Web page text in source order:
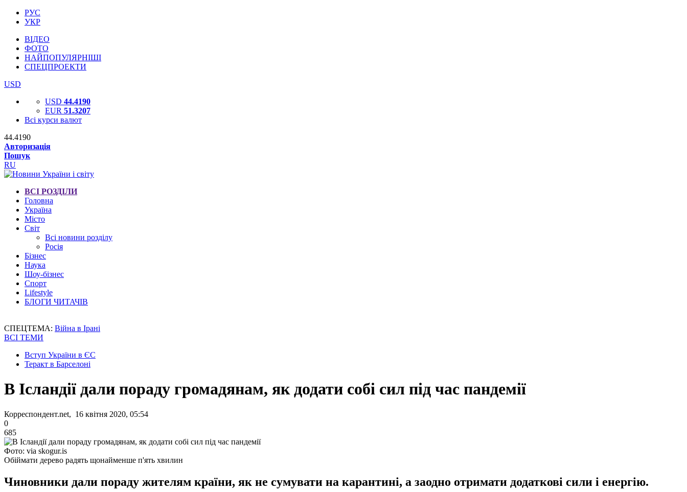
РУС
УКР
ВІДЕО
ФОТО
НАЙПОПУЛЯРНІШІ
СПЕЦПРОЕКТИ
USD
USD 44.4190
EUR 51.3207
Всі курси валют
44.4190
Авторизація
Пошук
RU
ВСІ РОЗДІЛИ
Головна
Україна
Місто
Світ
Всі новини розділу
Росія
Бізнес
Наука
Шоу-бізнес
Спорт
Lifestyle
БЛОГИ ЧИТАЧІВ
СПЕЦТЕМА: Війна в Ірані
ВСІ ТЕМИ
Вступ України в ЄС
Теракт в Барселоні
В Ісландії дали пораду громадянам, як додати собі сил під час пандемії
Корреспондент.net, 16 квітня 2020, 05:54
0
685
Фото: via skogur.is
Обіймати дерево радять щонайменше п'ять хвилин
Чиновники дали пораду жителям країни, як не сумувати на карантині, а заодно отримати додаткові сили і енергію.